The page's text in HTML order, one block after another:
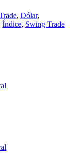
, Dólar,
Índice, Swing Trade